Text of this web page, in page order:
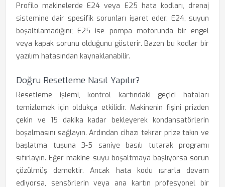
Profilo makinelerde E24 veya E25 hata kodları, drenaj
sistemine dair spesifik sorunları işaret eder. E24, suyun
boşaltılamadığını; E25 ise pompa motorunda bir engel
veya kapak sorunu olduğunu gösterir. Bazen bu kodlar bir
yazılım hatasından kaynaklanabilir.
Doğru Resetleme Nasıl Yapılır?
Resetleme işlemi, kontrol kartındaki geçici hataları
temizlemek için oldukça etkilidir. Makinenin fişini prizden
çekin ve 15 dakika kadar bekleyerek kondansatörlerin
boşalmasını sağlayın. Ardından cihazı tekrar prize takın ve
başlatma tuşuna 3-5 saniye basılı tutarak programı
sıfırlayın. Eğer makine suyu boşaltmaya başlıyorsa sorun
çözülmüş demektir. Ancak hata kodu ısrarla devam
ediyorsa, sensörlerin veya ana kartın profesyonel bir